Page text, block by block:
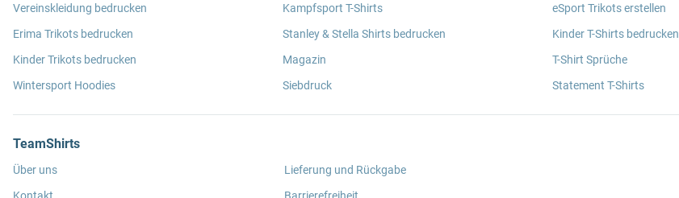
Vereinskleidung bedrucken
Erima Trikots bedrucken
Kinder Trikots bedrucken
Wintersport Hoodies
Kampfsport T-Shirts
Stanley & Stella Shirts bedrucken
Magazin
Siebdruck
eSport Trikots erstellen
Kinder T-Shirts bedrucken
T-Shirt Sprüche
Statement T-Shirts
TeamShirts
Über uns
Kontakt
Lieferung und Rückgabe
Barrierefreiheit